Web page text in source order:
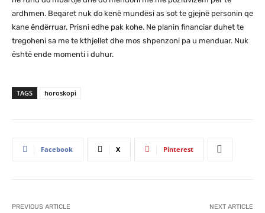
ardhmen. Beqaret nuk do kenë mundësi as sot te gjejnë personin qe
kane ëndërruar. Prisni edhe pak kohe. Ne planin financiar duhet te
tregoheni sa me te kthjellet dhe mos shpenzoni pa u menduar. Nuk
është ende momenti i duhur.
TAGS horoskopi
Facebook X Pinterest
PREVIOUS ARTICLE NEXT ARTICLE